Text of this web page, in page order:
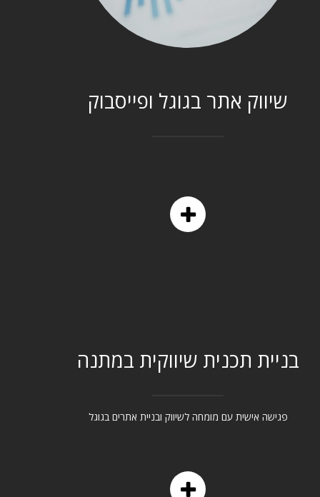
שיווק אתר בגוגל ופייסבוק
בניית תכנית שיווקית במתנה
פגישה אישית עם מומחה לשיווק ובניית אתרים בגוגל